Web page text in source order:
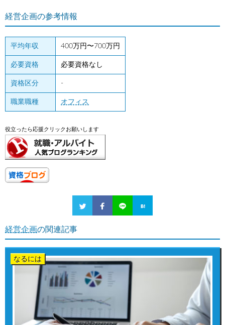
経営企画の参考情報
平均年収 400万円〜700万円
必要資格 必要資格なし
資格区分 -
職業職種 オフィス
役立ったら応援クリックお願いします
経営企画の関連記事
なるには